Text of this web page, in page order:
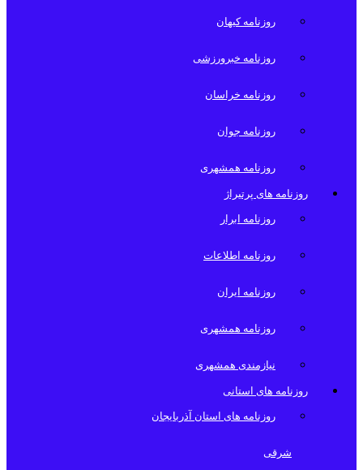
روزنامه کیهان
روزنامه خبرورزشی
روزنامه خراسان
روزنامه جوان
روزنامه همشهری
روزنامه های پرتیراژ
روزنامه ابرار
روزنامه اطلاعات
روزنامه ایران
روزنامه همشهری
نیازمندی همشهری
روزنامه های استانی
روزنامه های استان آذربایجان
شرقی